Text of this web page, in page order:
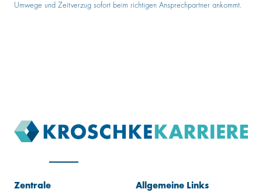
Umwege und Zeitverzug sofort beim richtigen Ansprechpartner ankommt.
Zentrale Allgemeine Links